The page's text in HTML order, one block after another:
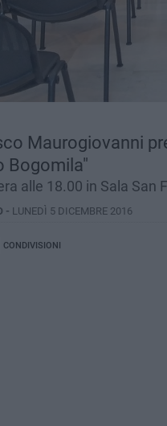
Maurogiovanni
Bogomila"
alle 18.00 in Sala San
- LUNEDÌ 5 DICEMBRE 2016
CONDIVISIONI